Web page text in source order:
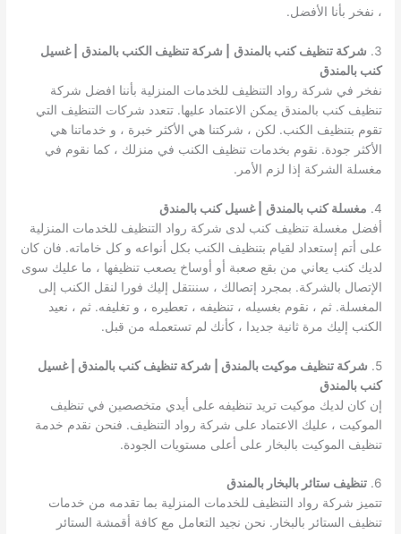
، نفخر بأنا الأفضل.
3. شركة تنظيف كنب بالمندق | شركة تنظيف الكنب بالمندق
| غسيل
كنب بالمندق
نفخر في شركة رواد التنظيف للخدمات المنزلية بأننا افضل شركة
تنظيف كنب بالمندق يمكن الاعتماد عليها. تتعدد شركات التنظيف التي
تقوم بتنظيف الكنب. لكن ، شركتنا هي الأكثر خبرة ، و خدماتنا هي
الأكثر جودة. نقوم بخدمات تنظيف الكنب في منزلك ، كما نقوم في
مغسلة الشركة إذا لزم الأمر.
4. مغسلة كنب بالمندق
| غسيل كنب بالمندق
أفضل مغسلة تنظيف كنب لدى شركة رواد التنظيف للخدمات المنزلية
على أتم إستعداد لقيام بتنظيف الكنب بكل أنواعه و كل خاماته. فان كان
لديك كنب يعاني من بقع صعبة أو أوساخ يصعب تنظيفها ، ما عليك سوى
الإتصال بالشركة. بمجرد إتصالك ، سننتقل إليك فورا لنقل الكنب إلى
المغسلة. ثم ، نقوم بغسيله ، تنظيفه ، تعطيره ، و تغليفه. ثم ، نعيد
الكنب إليك مرة ثانية جديدا ، كأنك لم تستعمله من قبل.
5.
شركة تنظيف موكيت بالمندق | شركة تنظيف كنب بالمندق | غسيل
كنب بالمندق
إن كان لديك موكيت تريد تنظيفه على أيدي متخصصين في تنظيف
الموكيت ، عليك الاعتماد على شركة رواد التنظيف. فنحن نقدم خدمة
تنظيف الموكيت بالبخار على أعلى مستويات الجودة.
6. تنظيف ستائر بالبخار بالمندق
تتميز شركة رواد التنظيف للخدمات المنزلية بما تقدمه من خدمات
تنظيف الستائر بالبخار. نحن نجيد التعامل مع كافة أقمشة الستائر